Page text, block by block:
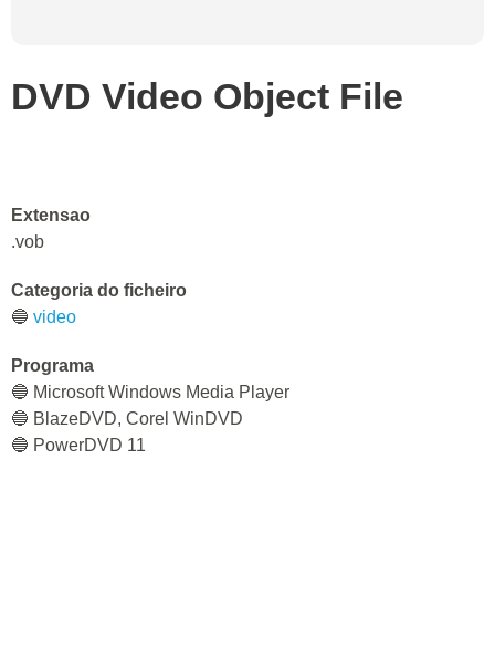
DVD Video Object File
Extensao
.vob
Categoria do ficheiro
🔵 video
Programa
🔵 Microsoft Windows Media Player
🔵 BlazeDVD, Corel WinDVD
🔵 PowerDVD 11